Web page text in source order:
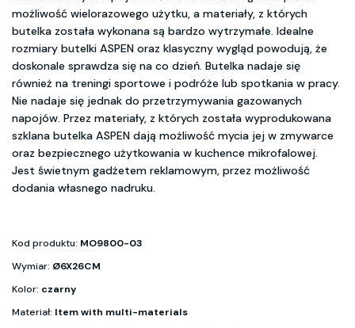
możliwość wielorazowego użytku, a materiały, z których
butelka została wykonana są bardzo wytrzymałe. Idealne
rozmiary butelki ASPEN oraz klasyczny wygląd powodują, że
doskonale sprawdza się na co dzień. Butelka nadaje się
również na treningi sportowe i podróże lub spotkania w pracy.
Nie nadaje się jednak do przetrzymywania gazowanych
napojów. Przez materiały, z których została wyprodukowana
szklana butelka ASPEN dają możliwość mycia jej w zmywarce
oraz bezpiecznego użytkowania w kuchence mikrofalowej.
Jest świetnym gadżetem reklamowym, przez możliwość
dodania własnego nadruku.
Kod produktu: MO9800-03
Wymiar: Ø6X26CM
Kolor: czarny
Materiał: Item with multi-materials